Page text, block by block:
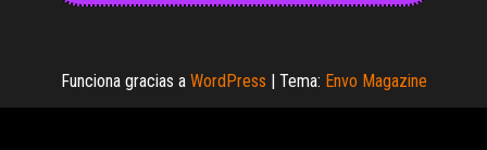
Funciona gracias a WordPress | Tema: Envo Magazine